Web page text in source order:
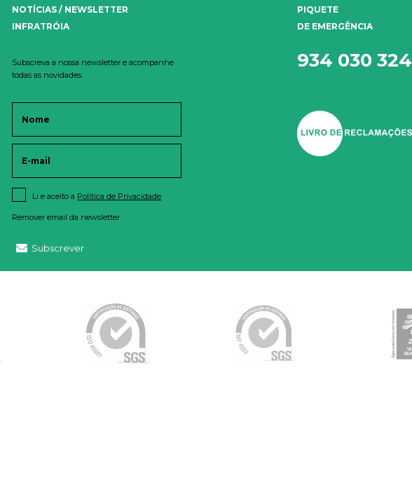
PIQUETE
DE EMERGÊNCIA
934 030 324
NOTÍCIAS / NEWSLETTER
INFRATRÓIA
Subscreva a nossa newsletter e acompanhe
todas as novidades.
Li e aceito a Política de Privacidade
Remover email da newsletter
Subscrever